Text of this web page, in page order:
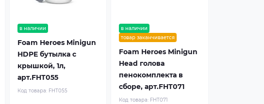
в наличии
Foam Heroes Minigun
HDPE бутылка c
крышкой, 1л,
арт.FHT055
Код товара: FHT055
в наличии
товар заканчивается
Foam Heroes Minigun
Head голова
пенокомплекта в
сборе, арт.FHT071
Код товара: FHT071